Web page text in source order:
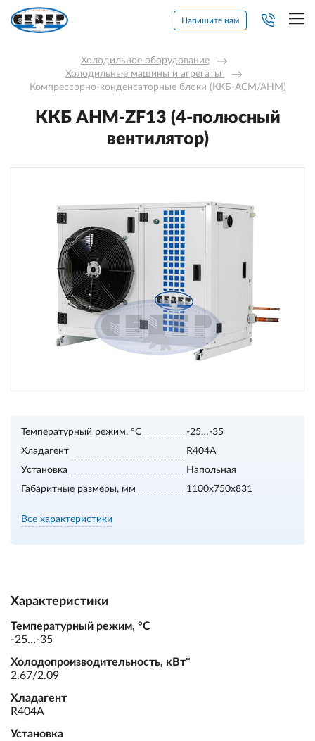
Напишите нам
Холодильное оборудование →
Холодильные машины и агрегаты →
Компрессорно-конденсаторные блоки (ККБ-АСМ/АНМ)
ККБ AНM-ZF13 (4-полюсный
вентилятор)
Температурный режим, °С
-25…-35
Хладагент
R404A
Установка
Напольная
Габаритные размеры, мм
1100х750х831
Все характеристики
Характеристики
Температурный режим, °С
-25…-35
Холодопроизводительность, кВт*
2.67/2.09
Хладагент
R404A
Установка